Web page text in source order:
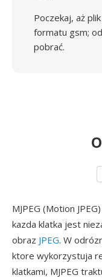
Poczekaj, aż
formatu gsm;
pobrać.
MJPEG (Motion
kazda klatka jest
obraz JPEG. W
ktore wykorzystuja
klatkami, MJPEG